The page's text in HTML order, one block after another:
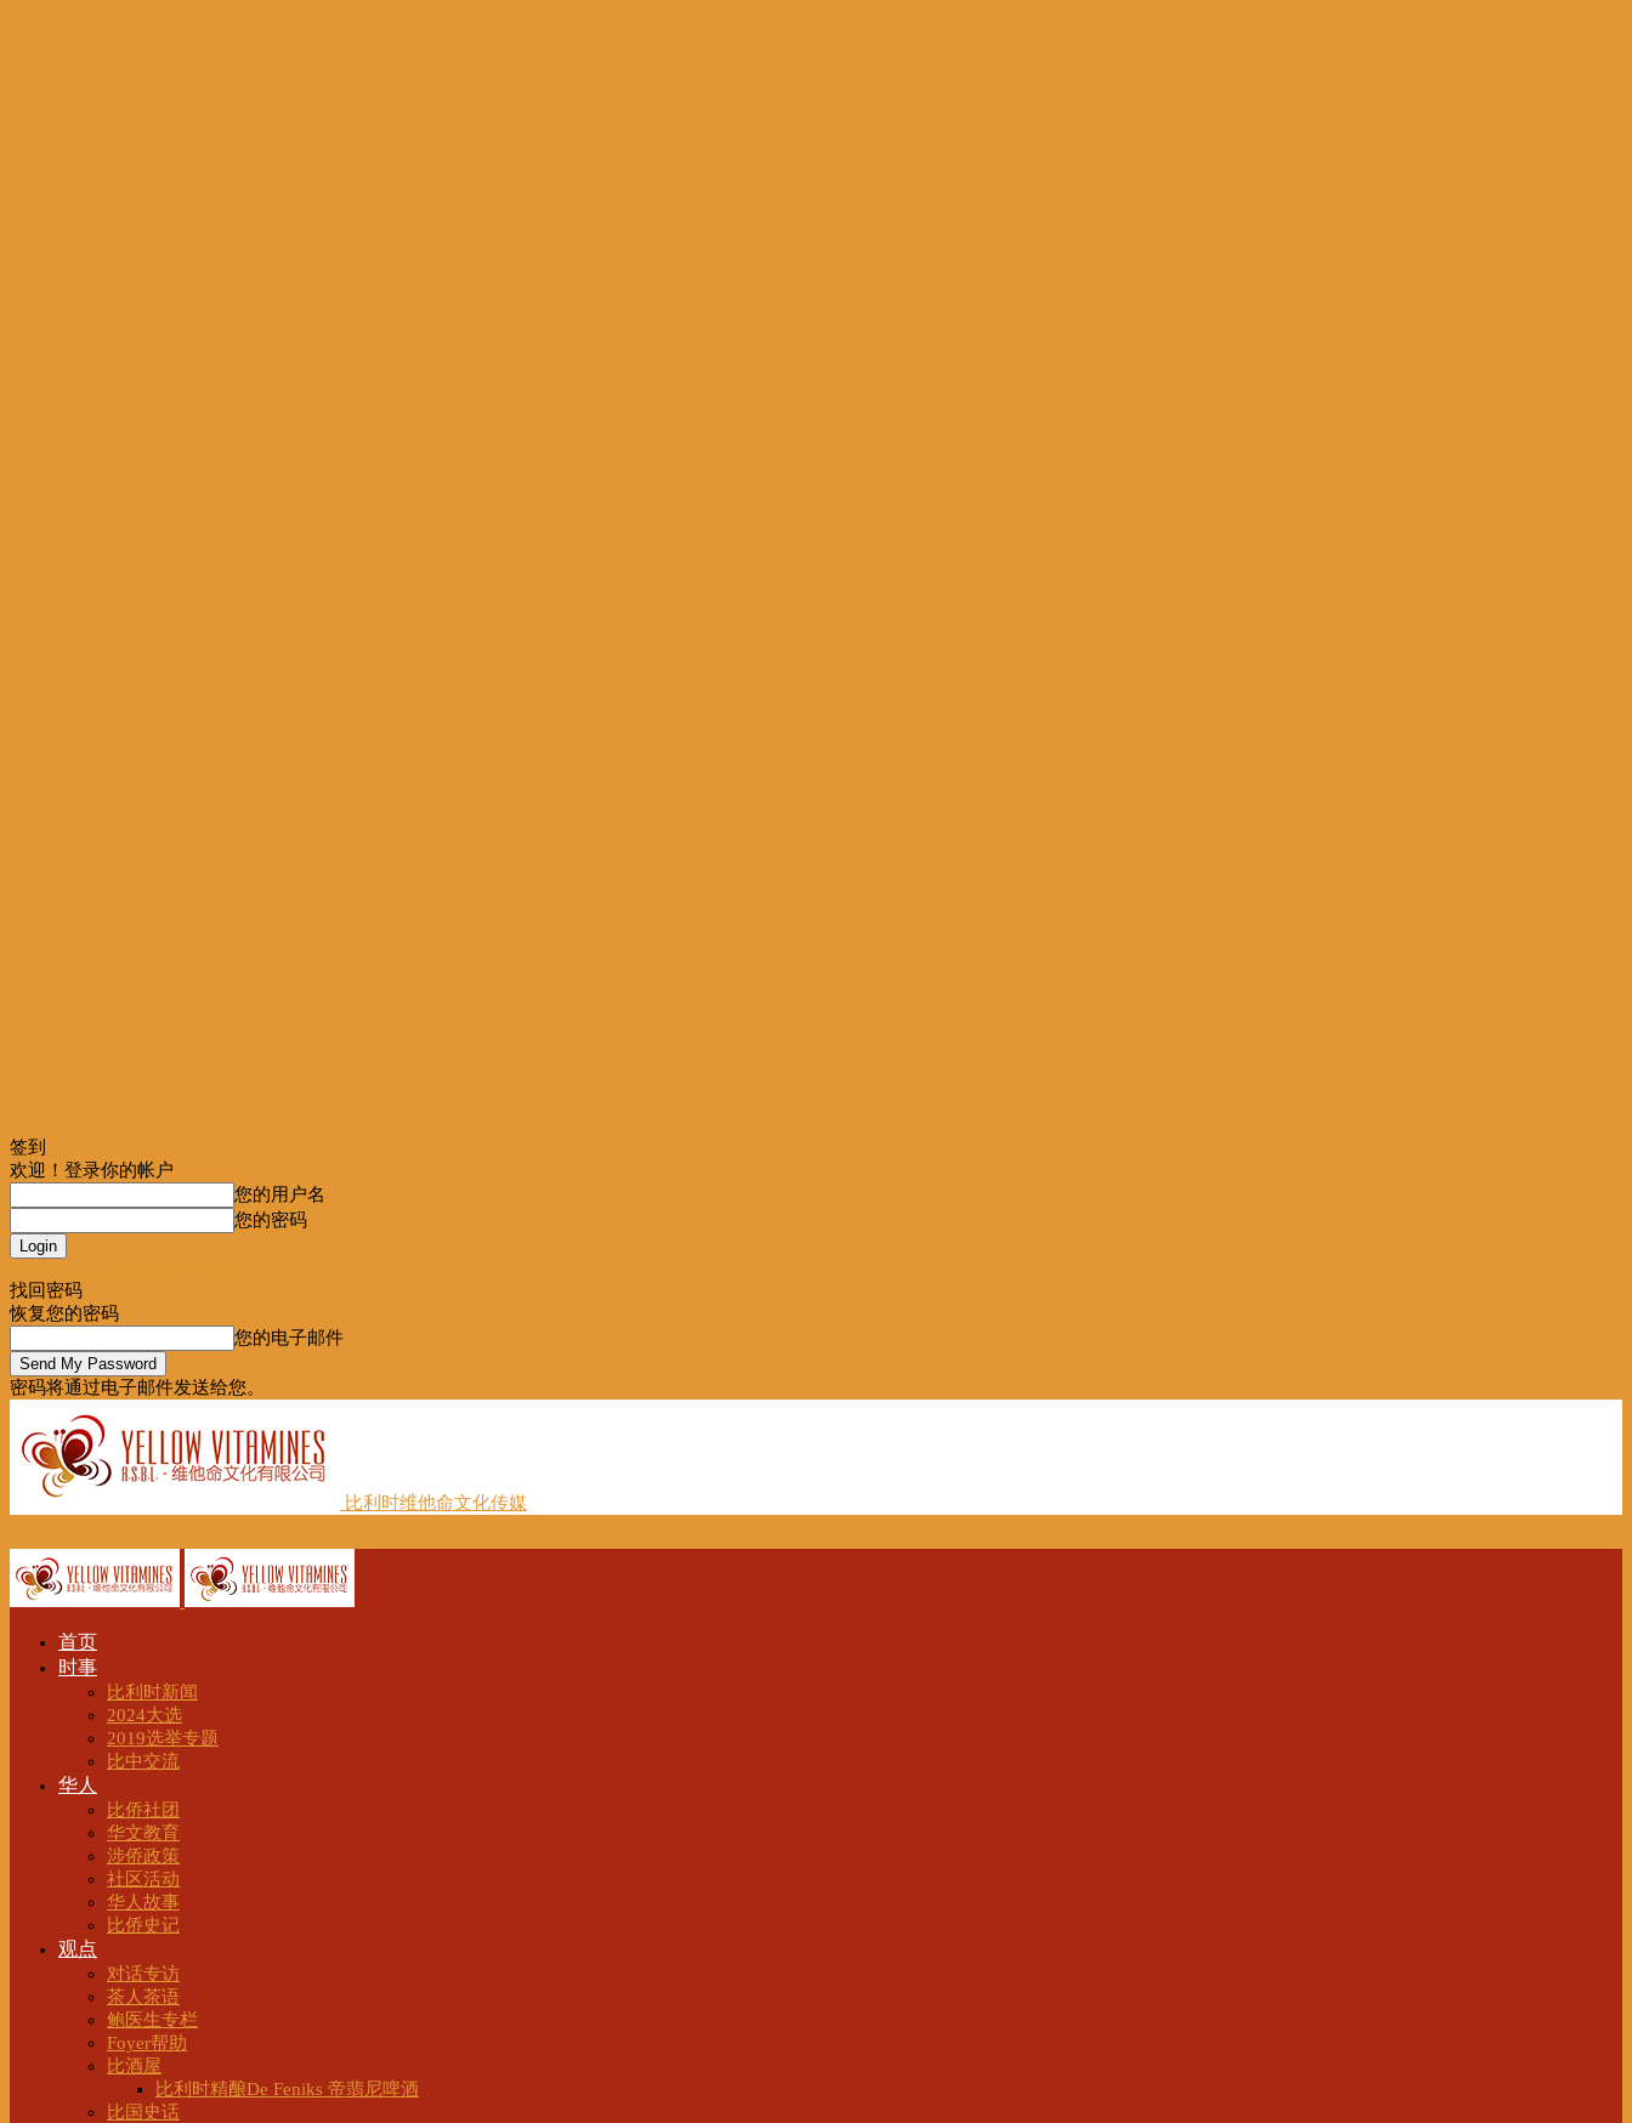
签到
欢迎！登录你的帐户
您的用户名
您的密码
找回密码
恢复您的密码
您的电子邮件
密码将通过电子邮件发送给您。
比利时维他命文化传媒
首页
时事
比利时新闻
2024大选
2019选举专题
比中交流
华人
比侨社团
华文教育
涉侨政策
社区活动
华人故事
比侨史记
观点
对话专访
茶人茶语
鲍医生专栏
Foyer帮助
比酒屋
比利时精酿De Feniks 帝翡尼啤酒
比国史话